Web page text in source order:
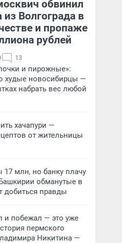
обвинил
из Волгограда в
и пропаже
рублей
13
и пирожные»:
худые новосибирцы —
набрать вес любой
хачапури —
от жительницы
млн, но банку плачу
обманутые в
добиться правды
и побежал — это уже
пермского
Никитина —